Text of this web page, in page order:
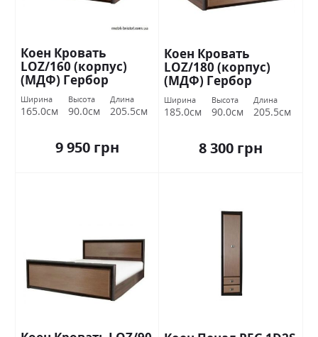
Коен Кровать
LOZ/160 (корпус)
(МДФ) Гербор
Ширина
165.0см
Высота
90.0см
Длина
205.5см
9 950 грн
Коен Кровать
LOZ/180 (корпус)
(МДФ) Гербор
Ширина
185.0см
Высота
90.0см
Длина
205.5см
8 300 грн